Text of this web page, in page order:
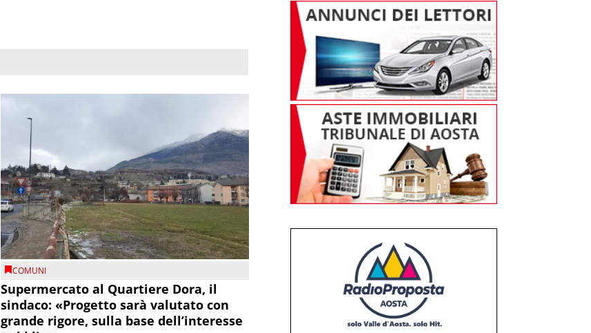
COMUNI
Supermercato al Quartiere Dora, il
sindaco: «Progetto sarà valutato con
grande rigore, sulla base dell’interesse